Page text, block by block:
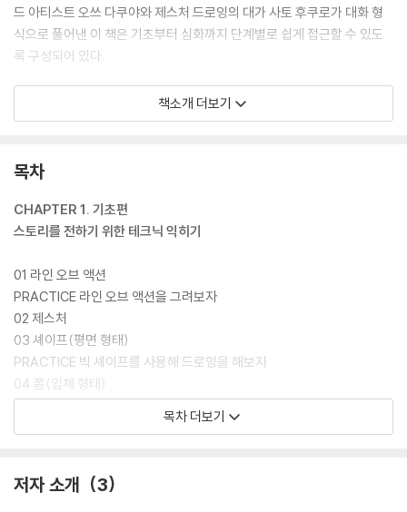
드 아티스트 오쓰 다쿠야와 제스처 드로잉의 대가 사토 후쿠로가 대화 형
식으로 풀어낸 이 책은 기초부터 심화까지 단계별로 쉽게 접근할 수 있도
록 구성되어 있다.
두 저자는 ‘스토리가 보이는 그림’을 위해 무엇보다 그림 속 오브제가 명확
해야 한다고 강조한다. 이를 위해 독자는 라인 오브 액션, 제스처, 셰이프,
실제 사물과 인물을 관찰하며 드로잉하는 방법, 스토리를 드러내는 핵심
과 자료 수집 같은 실질적인 팁도 담겨 있어, 자신만의 오리지널 작품을 창
작하는 데 든든한 길잡이가 되어 준다.
책소개 더보기
목차
CHAPTER 1. 기초편
스토리를 전하기 위한 테크닉 익히기
01 라인 오브 액션
PRACTICE 라인 오브 액션을 그려보자
02 제스처
03 셰이프(평면 형태)
PRACTICE 빅 셰이프를 사용해 드로잉을 해보자
04 폼(입체 형태)
PRACTICE 그리드선을 그어 입체감을 파악해보자 ① 전신
PRACTICE 그리드선을 그어 입체감을 파악해보자 ② 머리
06 실루엣과 네거티브 스페이스
목차 더보기
저자 소개 3